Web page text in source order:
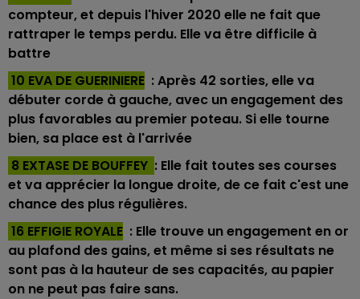
compteur, et depuis l'hiver 2020 elle ne fait que
rattraper le temps perdu. Elle va être difficile à
battre
10 EVA DE GUERINIERE : Après 42 sorties, elle va
débuter corde à gauche, avec un engagement des
plus favorables au premier poteau. Si elle tourne
bien, sa place est à l'arrivée
8 EXTASE DE BOUFFEY : Elle fait toutes ses courses
et va apprécier la longue droite, de ce fait c'est une
chance des plus régulières.
16 EFFIGIE ROYALE : Elle trouve un engagement en or
au plafond des gains, et même si ses résultats ne
sont pas à la hauteur de ses capacités, au papier
on ne peut pas faire sans.